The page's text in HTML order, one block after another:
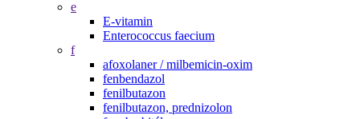
e
E-vitamin
Enterococcus faecium
f
afoxolaner / milbemicin-oxim
fenbendazol
fenilbutazon
fenilbutazon, prednizolon